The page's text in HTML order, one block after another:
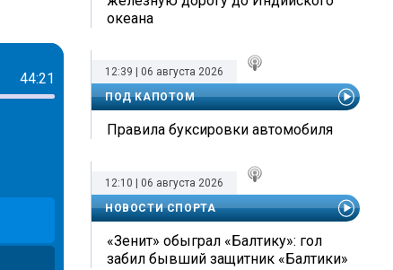
44:21
океана
12:39 | 06 августа 2026
ПОД КАПОТОМ
Правила буксировки автомобиля
12:10 | 06 августа 2026
НОВОСТИ СПОРТА
«Зенит» обыграл «Балтику»: гол
забил бывший защитник «Балтики»